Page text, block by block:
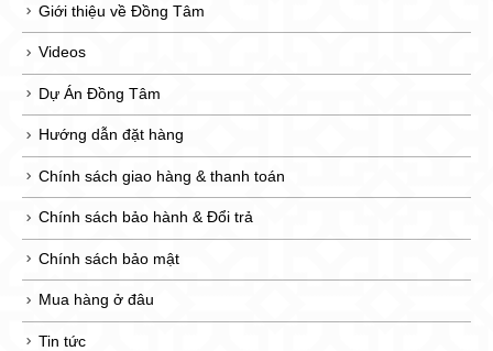
Giới thiệu về Đồng Tâm
Videos
Dự Án Đồng Tâm
Hướng dẫn đặt hàng
Chính sách giao hàng & thanh toán
Chính sách bảo hành & Đổi trả
Chính sách bảo mật
Mua hàng ở đâu
Tin tức